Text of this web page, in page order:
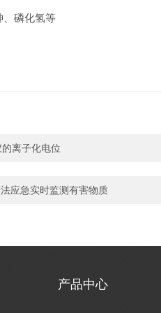
、磷化氢等
离子化电位
应急实时监测有害物质
产品中心